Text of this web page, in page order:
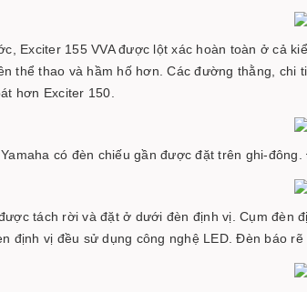
Exciter 155 VVA được lột xác hoàn toàn ở cả
thể thao và hầm hố hơn. Các đường thằng,
hơn Exciter 150.
có đèn chiếu gần được đặt trên ghi-
tách rời và đặt ở dưới đèn định vị. Cụm đèn
định vị đều sử dụng công nghệ LED. Đèn báo